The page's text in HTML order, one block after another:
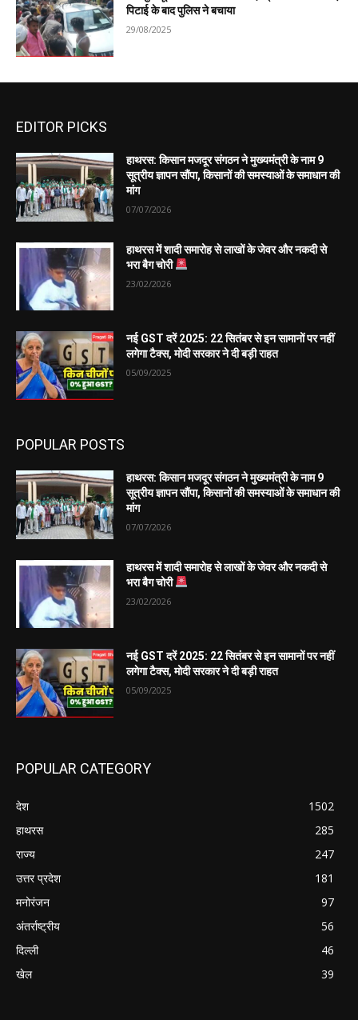
पिटाई के बाद पुलिस ने बचाया
29/08/2025
EDITOR PICKS
हाथरस: किसान मजदूर संगठन ने मुख्यमंत्री के नाम 9
सूत्रीय ज्ञापन सौंपा, किसानों की समस्याओं के समाधान की
मांग
07/07/2026
हाथरस में शादी समारोह से लाखों के जेवर और नकदी से
भरा बैग चोरी
23/02/2026
नई GST दरें 2025: 22 सितंबर से इन सामानों पर नहीं
लगेगा टैक्स, मोदी सरकार ने दी बड़ी राहत
05/09/2025
POPULAR POSTS
हाथरस: किसान मजदूर संगठन ने मुख्यमंत्री के नाम 9
सूत्रीय ज्ञापन सौंपा, किसानों की समस्याओं के समाधान की
मांग
07/07/2026
हाथरस में शादी समारोह से लाखों के जेवर और नकदी से
भरा बैग चोरी
23/02/2026
नई GST दरें 2025: 22 सितंबर से इन सामानों पर नहीं
लगेगा टैक्स, मोदी सरकार ने दी बड़ी राहत
05/09/2025
POPULAR CATEGORY
देश
1502
हाथरस
285
राज्य
247
उत्तर प्रदेश
181
मनोरंजन
97
अंतर्राष्ट्रीय
56
दिल्ली
46
खेल
39